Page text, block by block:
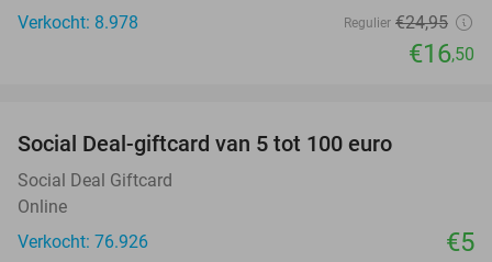
Verkocht: 8.978
Regulier €24,95
€16,50
Social Deal-giftcard van 5 tot 100 euro
Social Deal Giftcard
Online
Verkocht: 76.926
€5